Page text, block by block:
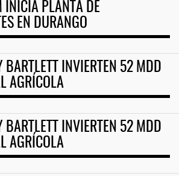
INICIA PLANTA DE
EN DURANGO
BARTLETT INVIERTEN 52 MDD
AGRÍCOLA
BARTLETT INVIERTEN 52 MDD
AGRÍCOLA